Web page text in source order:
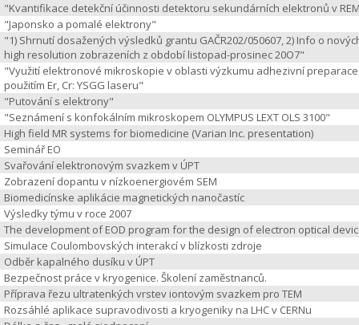
"Kvantifikace detekční účinnosti detektoru sekundárních elektronů v
"Japonsko a pomalé elektrony"
"1) Shrnutí dosažených výsledků grantu GAČR202/050607, 2) Info o
high resolution zobrazeních z období listopad-prosinec 20O7"
"Využití elektronové mikroskopie v oblasti výzkumu adhezivní
použitím Er, Cr: YSGG laseru"
"Putování s elektrony"
"Seznámení s konfokálním mikroskopem OLYMPUS LEXT OLS 3100"
High field MR systems for biomedicine (Varian Inc. presentation)
Seminář EO
Svařování elektronovým svazkem v ÚPT
Zobrazení dopantu v nízkoenergiovém SEM
Biomedicínske aplikácie magnetických nanočastíc
Výsledky týmu v roce 2007
The development of EOD program for the design of electron optical
Simulace Coulombovských interakcí v blízkosti zdroje
Odběr kapalného dusíku v ÚPT
Bezpečnost práce v kryogenice. Školení zaměstnanců.
Příprava řezu ultratenkých vrstev iontovým svazkem pro TEM
Rozsáhlé aplikace supravodivosti a kryogeniky na LHC v CERNu